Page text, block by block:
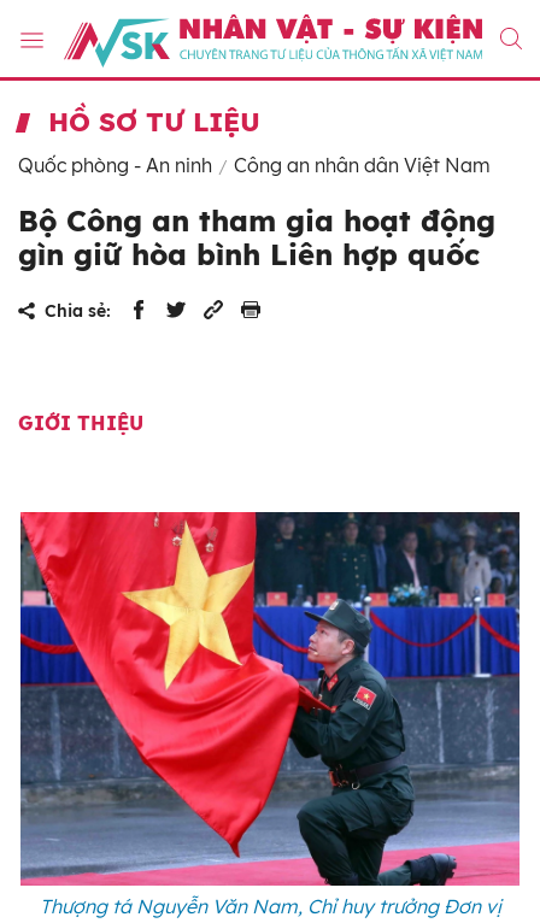
HỒ SƠ TƯ LIỆU
Quốc phòng - An ninh Công an nhân dân Việt Nam
Bộ Công an tham gia hoạt động
gìn giữ hòa bình Liên hợp quốc
Chia sẻ:
GIỚI THIỆU
Thượng tá Nguyễn Văn Nam, Chỉ huy trưởng Đơn vị